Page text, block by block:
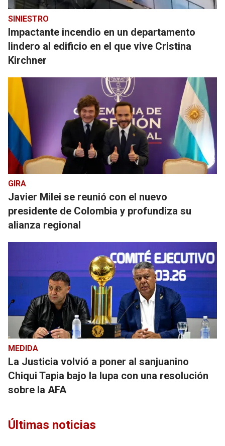
SINIESTRO
Impactante incendio en un departamento
lindero al edificio en el que vive Cristina
Kirchner
GIRA
Javier Milei se reunió con el nuevo
presidente de Colombia y profundiza su
alianza regional
MEDIDA
La Justicia volvió a poner al sanjuanino
Chiqui Tapia bajo la lupa con una resolución
sobre la AFA
Últimas noticias